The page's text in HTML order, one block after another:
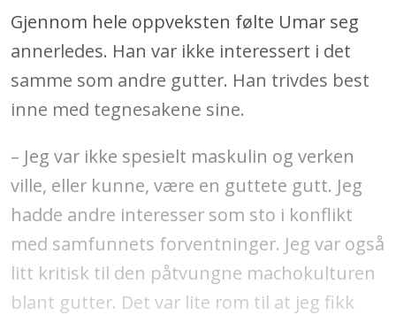
Gjennom hele oppveksten følte Umar seg
annerledes. Han var ikke interessert i det
samme som andre gutter. Han trivdes best
inne med tegnesakene sine.
– Jeg var ikke spesielt maskulin og verken
ville, eller kunne, være en guttete gutt. Jeg
hadde andre interesser som sto i konflikt
med samfunnets forventninger. Jeg var også
litt kritisk til den påtvungne machokulturen
blant gutter. Det var lite rom til at jeg fikk